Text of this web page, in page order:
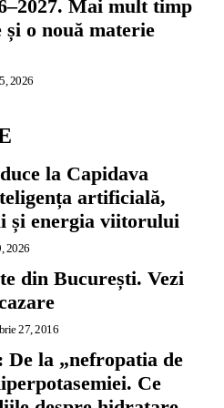
Mai mult timp
o nouă materie
2026
la Capidava
artificială,
și energia viitorului
2026
din București. Vezi
27, 2016
la „nefropatia de
Ce